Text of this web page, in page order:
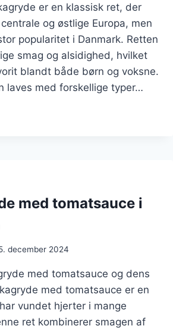
er en klassisk ret, der
og østlige Europa, men
popularitet i Danmark. Retten
smag og alsidighed, hvilket
blandt både børn og voksne.
laves med forskellige typer…
med tomatsauce i
december 2024
med tomatsauce og dens
med tomatsauce er en
vundet hjerter i mange
ret kombinerer smagen af